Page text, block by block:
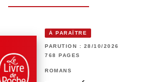
À PARAÎTRE
PARUTION : 28/10/2026
768 PAGES
ROMANS